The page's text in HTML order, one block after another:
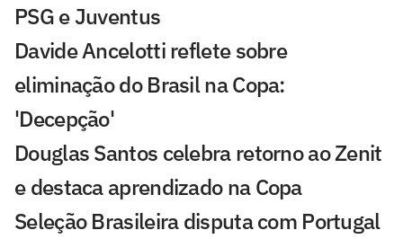
PSG e Juventus
Davide Ancelotti reflete sobre
eliminação do Brasil na Copa:
'Decepção'
Douglas Santos celebra retorno ao Zenit
e destaca aprendizado na Copa
Seleção Brasileira disputa com Portugal